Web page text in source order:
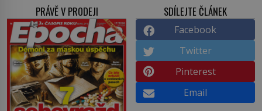
PRÁVĚ V PRODEJI SDÍLEJTE ČLÁNEK
Facebook
Twitter
Pinterest
Email